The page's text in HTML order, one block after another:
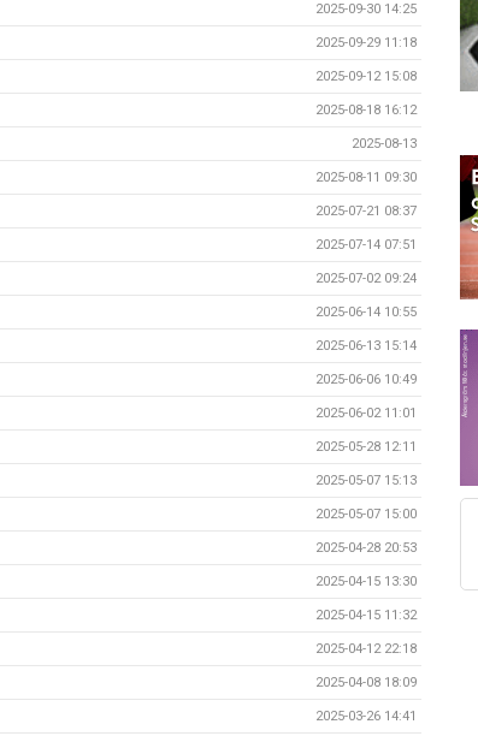
2025-09-30 14:25
2025-09-29 11:18
2025-09-12 15:08
2025-08-18 16:12
2025-08-13
2025-08-11 09:30
2025-07-21 08:37
2025-07-14 07:51
2025-07-02 09:24
2025-06-14 10:55
2025-06-13 15:14
2025-06-06 10:49
2025-06-02 11:01
2025-05-28 12:11
2025-05-07 15:13
2025-05-07 15:00
2025-04-28 20:53
2025-04-15 13:30
2025-04-15 11:32
2025-04-12 22:18
2025-04-08 18:09
2025-03-26 14:41